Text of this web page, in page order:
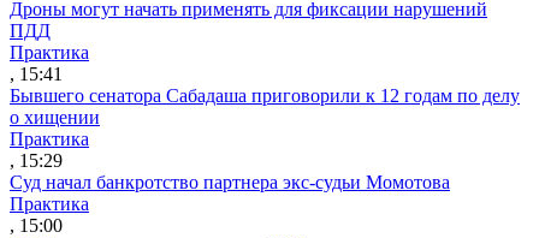
Дроны могут начать применять для фиксации нарушений
ПДД
Практика
, 15:41
Бывшего сенатора Сабадаша приговорили к 12 годам по делу
о хищении
Практика
, 15:29
Суд начал банкротство партнера экс-судьи Момотова
Практика
, 15:00